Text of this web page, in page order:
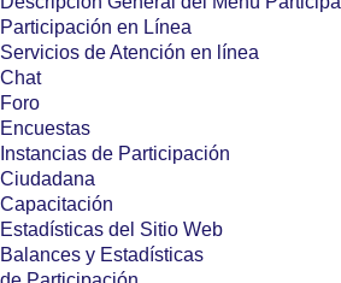
Participación en Línea
Servicios de Atención en línea
Chat
Foro
Encuestas
Instancias de Participación
Ciudadana
Capacitación
Estadísticas del Sitio Web
Balances y Estadísticas